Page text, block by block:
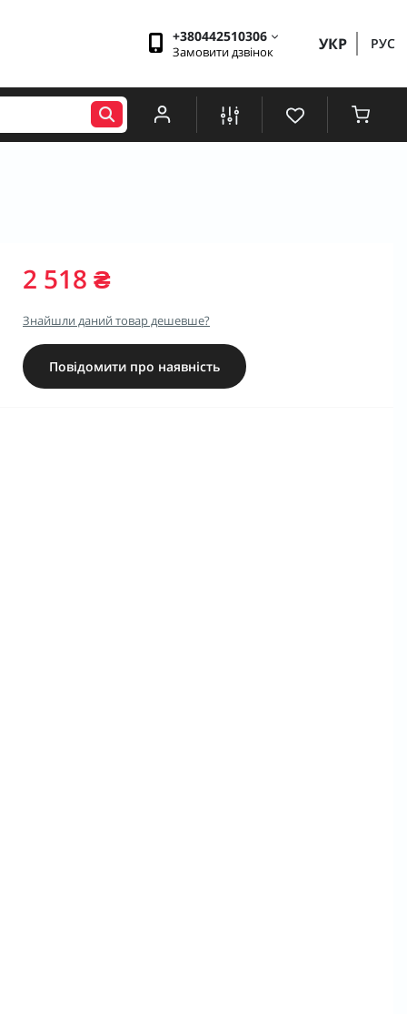
+380442510306
Замовити дзвінок УКР РУС
2 518 ₴
Знайшли даний товар дешевше?
Повідомити про наявність